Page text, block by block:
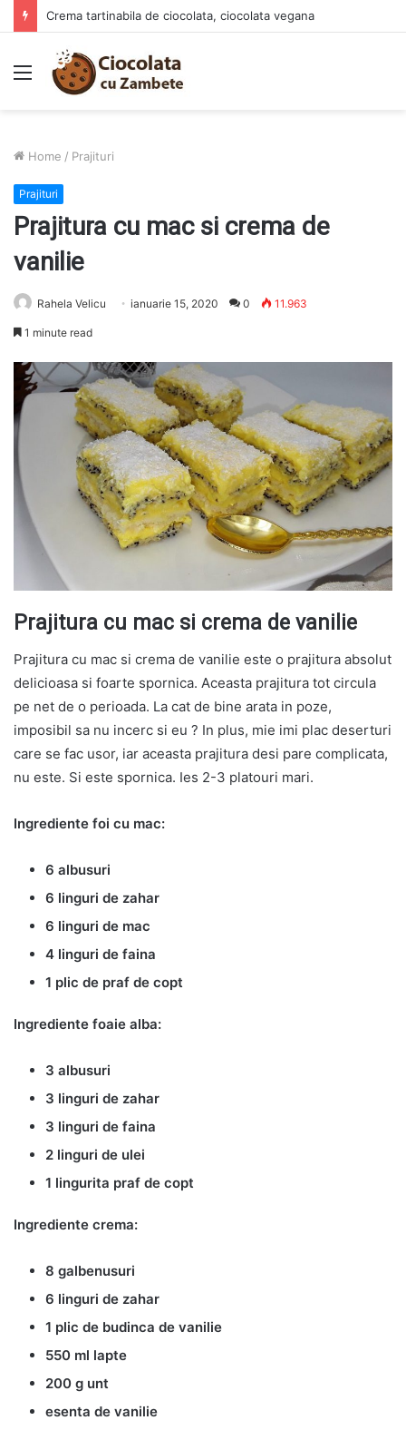
Prajitura Ananas Summer – deliciul racoritor al verii
Menu
Home / Prajituri
Prajituri
Prajitura cu mac si crema de
vanilie
Rahela Velicu ianuarie 15, 2020 0 11.963
1 minute read
Prajitura cu mac si crema de vanilie
Prajitura cu mac si crema de vanilie este o prajitura absolut
delicioasa si foarte spornica. Aceasta prajitura tot circula
pe net de o perioada. La cat de bine arata in poze,
imposibil sa nu incerc si eu ? In plus, mie imi plac deserturi
care se fac usor, iar aceasta prajitura desi pare complicata,
nu este. Si este spornica. Ies 2-3 platouri mari.
Ingrediente foi cu mac:
6 albusuri
6 linguri de zahar
6 linguri de mac
4 linguri de faina
1 plic de praf de copt
Ingrediente foaie alba:
3 albusuri
3 linguri de zahar
3 linguri de faina
2 linguri de ulei
1 lingurita praf de copt
Ingrediente crema:
8 galbenusuri
6 linguri de zahar
1 plic de budinca de vanilie
550 ml lapte
200 g unt
esenta de vanilie